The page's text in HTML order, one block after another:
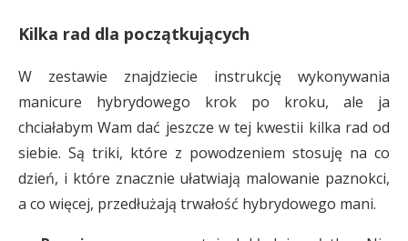
Kilka rad dla początkujących
W zestawie znajdziecie instrukcję wykonywania
manicure hybrydowego krok po kroku, ale ja
chciałabym Wam dać jeszcze w tej kwestii kilka rad od
siebie. Są triki, które z powodzeniem stosuję na co
dzień, i które znacznie ułatwiają malowanie paznokci,
a co więcej, przedłużają trwałość hybrydowego mani.